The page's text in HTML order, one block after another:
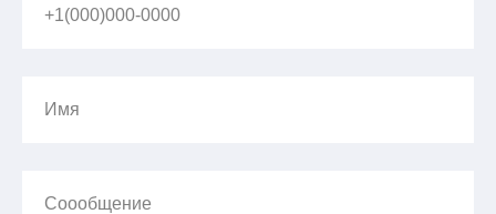
+1(000)000-0000
Имя
Соообщение